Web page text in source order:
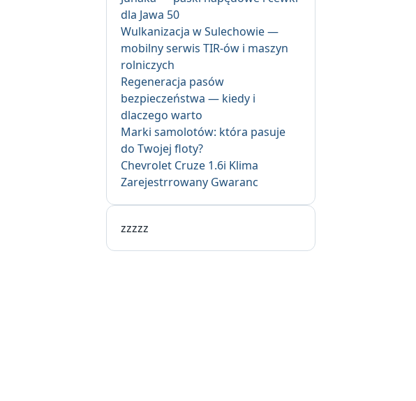
dla Jawa 50
Wulkanizacja w Sulechowie —
mobilny serwis TIR-ów i maszyn
rolniczych
Regeneracja pasów
bezpieczeństwa — kiedy i
dlaczego warto
Marki samolotów: która pasuje
do Twojej floty?
Chevrolet Cruze 1.6i Klima
Zarejestrrowany Gwaranc
zzzzz